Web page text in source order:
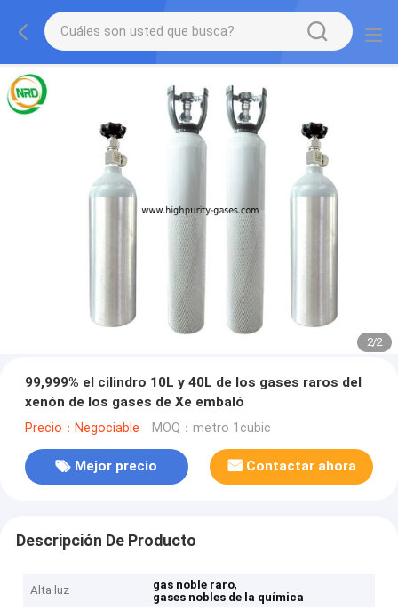
2/2
99,999% el cilindro 10L y 40L de los gases raros del
xenón de los gases de Xe embaló
Precio：Negociable MOQ：metro 1cubic
Mejor precio Contactar ahora
Descripción De Producto
Alta luz gas noble raro,
gases nobles de la química